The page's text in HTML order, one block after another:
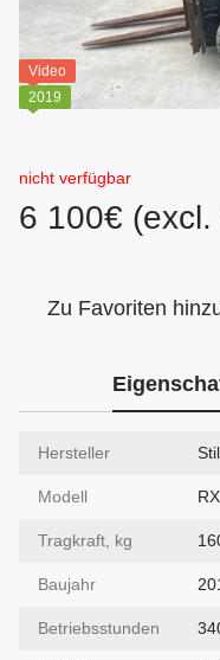
Video
2019
nicht verfügbar
6 100€ (excl.
Zu Favoriten
Hersteller
Modell
Tragkraft, kg
Baujahr
Betriebsstunden